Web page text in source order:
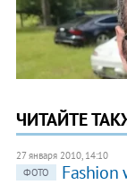
ЧИТАЙТЕ
27 января 2010, 14:10
ФОТО
Fashion